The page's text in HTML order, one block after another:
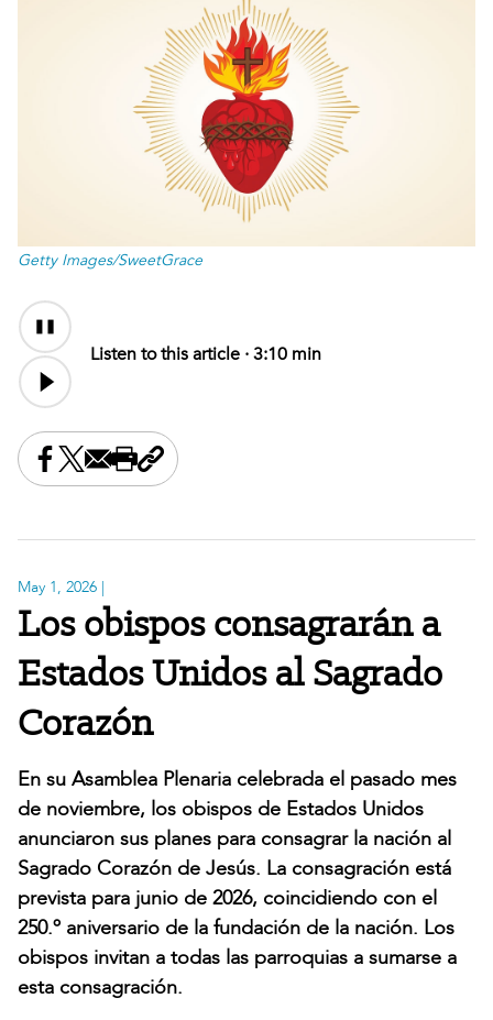
Getty Images/SweetGrace
Audio
Content
Listen to this article ·3:10 min
Share this on Facebook
Share this on X
Share this by email
Print this page
Copy the page address
May 1, 2026 |
Los obispos consagrarán a
Estados Unidos al Sagrado
Corazón
En su Asamblea Plenaria celebrada el pasado mes
de noviembre, los obispos de Estados Unidos
anunciaron sus planes para consagrar la nación al
Sagrado Corazón de Jesús. La consagración está
prevista para junio de 2026, coincidiendo con el
250.º aniversario de la fundación de la nación. Los
obispos invitan a todas las parroquias a sumarse a
esta consagración.